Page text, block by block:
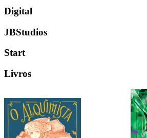
Digital
JBStudios
Start
Livros